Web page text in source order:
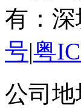
有：
号|粤
公司